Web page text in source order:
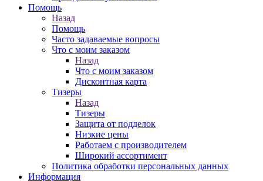
Помощь
Назад
Помощь
Часто задаваемые вопросы
Что с моим заказом
Назад
Что с моим заказом
Дисконтная карта
Тизеры
Назад
Тизеры
Защита от подделок
Низкие цены
Работаем с производителем
Широкий ассортимент
Политика обработки персональных данных
Информация